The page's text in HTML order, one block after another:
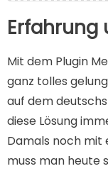
Erfahrung
Mit dem Plugin
ganz tolles
auf dem
diese Lösung
Damals noch mit
muss man heute